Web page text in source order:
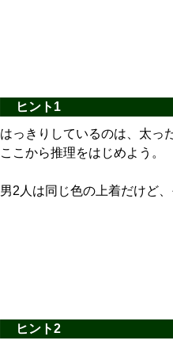
ヒント1
はっきりしているのは、太っ
ここから推理をはじめよう。
男2人は同じ色の上着だけど
ヒント2